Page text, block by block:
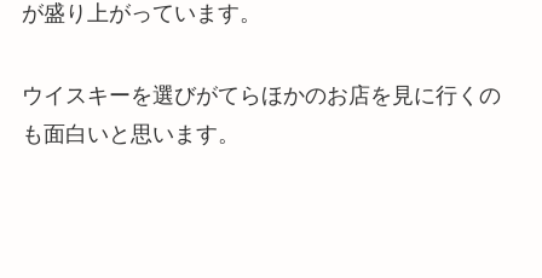
が盛り上がっています。
ウイスキーを選びがてらほかのお店を見に行くの
も面白いと思います。